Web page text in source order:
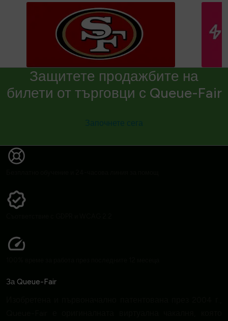
Защитете продажбите на
билети от търговци с Queue-Fair
За Queue-Fair